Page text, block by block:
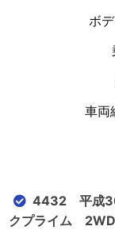
ボ
車両
4432 平成
クプライム